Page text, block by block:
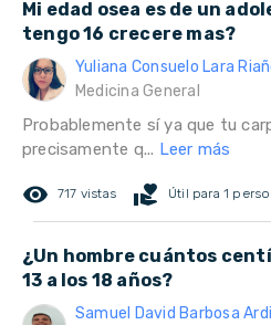
Mi edad osea es de un
tengo 16 crecere mas?
Yuliana Consuelo Lara
Medicina General
Probablemente sí ya que tu
precisamente q... Leer más
remove_red_eye 717 vistas volunteer_activism Útil para 1
¿Un hombre cuántos
13 a los 18 años?
Samuel David Barbosa